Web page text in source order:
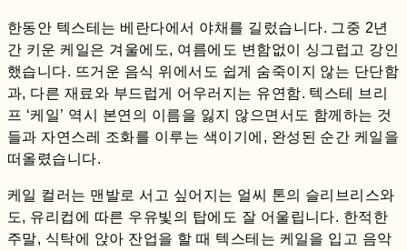
한동안 텍스테는 베란다에서 야채를 길렀습니다. 그중 2년
간 키운 케일은 겨울에도, 여름에도 변함없이 싱그럽고 강인
했습니다. 뜨거운 음식 위에서도 쉽게 숨죽이지 않는 단단함
과, 다른 재료와 부드럽게 어우러지는 유연함. 텍스테 브리
프 ‘케일’ 역시 본연의 이름을 잃지 않으면서도 함께하는 것
들과 자연스레 조화를 이루는 색이기에, 완성된 순간 케일을
떠올렸습니다.
케일 컬러는 맨발로 서고 싶어지는 얼씨 톤의 슬리브리스와
도, 유리컵에 따른 우유빛의 탑에도 잘 어울립니다. 한적한
주말, 식탁에 앉아 잔업을 할 때 텍스테는 케일을 입고 음악